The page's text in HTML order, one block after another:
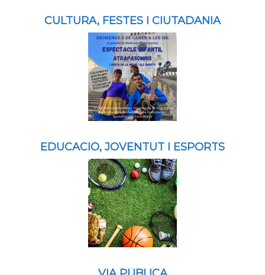
CULTURA, FESTES I CIUTADANIA
EDUCACIÓ, JOVENTUT I ESPORTS